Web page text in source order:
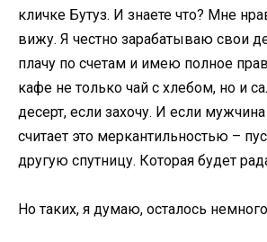
кличке Бутуз. И знаете что? Мне
вижу. Я честно зарабатываю свои
плачу по счетам и имею полное
кафе не только чай с хлебом, но и
десерт, если захочу. И если
считает это меркантильностью –
другую спутницу. Которая будет
Но таких, я думаю, осталось